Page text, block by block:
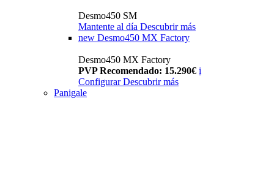
Desmo450 SM
Mantente al día Descubrir más
new Desmo450 MX Factory
Desmo450 MX Factory
PVP Recomendado: 15.290€ i
Configurar Descubrir más
Panigale